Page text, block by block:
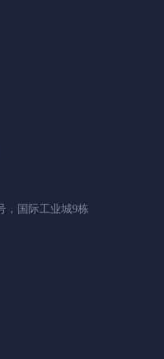
，国际工业城9栋